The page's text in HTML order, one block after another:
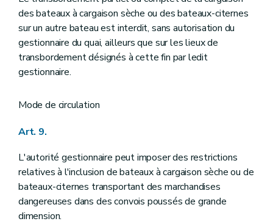
des bateaux à cargaison sèche ou des bateaux-citernes
sur un autre bateau est interdit, sans autorisation du
gestionnaire du quai, ailleurs que sur les lieux de
transbordement désignés à cette fin par ledit
gestionnaire.
Mode de circulation
Art. 9.
L'autorité gestionnaire peut imposer des restrictions
relatives à l'inclusion de bateaux à cargaison sèche ou de
bateaux-citernes transportant des marchandises
dangereuses dans des convois poussés de grande
dimension.